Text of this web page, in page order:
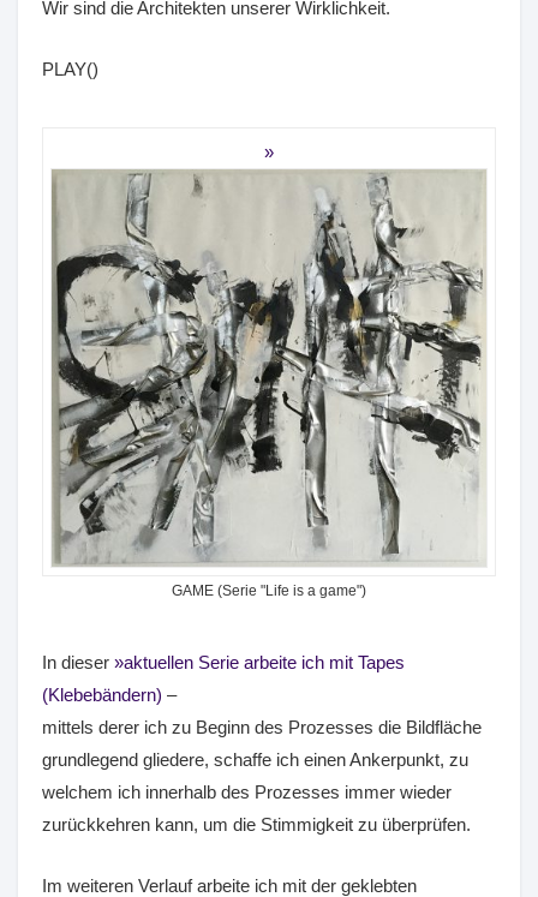
Wir sind die Architekten unserer Wirklichkeit.
PLAY()
GAME (Serie "Life is a game")
In dieser
aktuellen Serie arbeite ich mit Tapes
(Klebebändern) –
mittels derer ich zu Beginn des Prozesses die Bildfläche
grundlegend gliedere, schaffe ich einen Ankerpunkt, zu
welchem ich innerhalb des Prozesses immer wieder
zurückkehren kann, um die Stimmigkeit zu überprüfen.
Im weiteren Verlauf arbeite ich mit der geklebten